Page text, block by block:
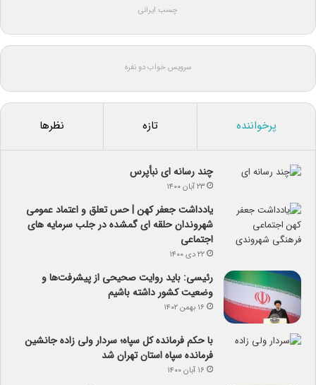
چسب ایرانی
سرویس خواب دو نفره
پرخواننده تازه نظرها
چند رسانه ای نبأپرس
۲۳ آبان ۱۴۰۰
یادداشت جعفر کهن | حس تعلق و اعتماد عمومی
شهروندان حلقه ای گمشده در جلب سرمایه های
اجتماعی
۲۲ دی ۱۴۰۰
رئیسی: باید روایت صحیحی از پیشرفت‌ها و
وضعیت کشور داشته باشیم
۱۶ بهمن ۱۴۰۲
با حکم فرمانده کل سپاه؛ سردار ولی زاده جانشین
فرمانده سپاه استان تهران شد
۱۶ آبان ۱۴۰۰